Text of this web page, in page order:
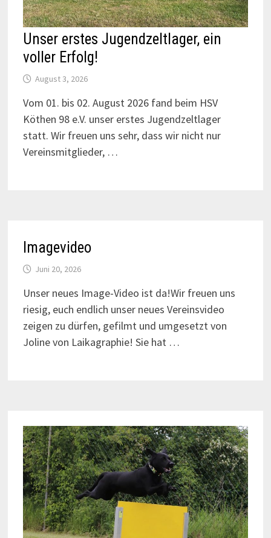
Unser erstes Jugendzeltlager, ein
voller Erfolg!
August 3, 2026
Vom 01. bis 02. August 2026 fand beim HSV
Köthen 98 e.V. unser erstes Jugendzeltlager
statt. Wir freuen uns sehr, dass wir nicht nur
Vereinsmitglieder, …
Imagevideo
Juni 20, 2026
Unser neues Image-Video ist da!Wir freuen uns
riesig, euch endlich unser neues Vereinsvideo
zeigen zu dürfen, gefilmt und umgesetzt von
Joline von Laikagraphie! Sie hat …